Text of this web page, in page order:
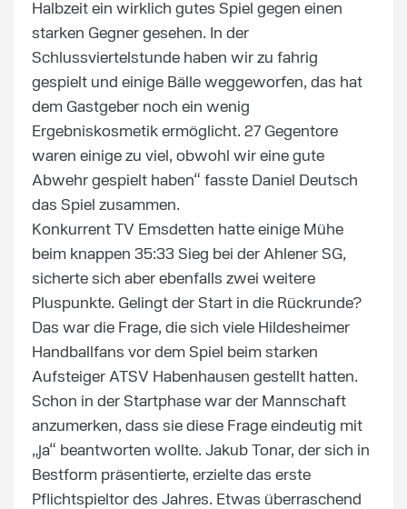
Halbzeit ein wirklich gutes Spiel gegen einen
starken Gegner gesehen. In der
Schlussviertelstunde haben wir zu fahrig
gespielt und einige Bälle weggeworfen, das hat
dem Gastgeber noch ein wenig
Ergebniskosmetik ermöglicht. 27 Gegentore
waren einige zu viel, obwohl wir eine gute
Abwehr gespielt haben“ fasste Daniel Deutsch
das Spiel zusammen.
Konkurrent TV Emsdetten hatte einige Mühe
beim knappen 35:33 Sieg bei der Ahlener SG,
sicherte sich aber ebenfalls zwei weitere
Pluspunkte. Gelingt der Start in die Rückrunde?
Das war die Frage, die sich viele Hildesheimer
Handballfans vor dem Spiel beim starken
Aufsteiger ATSV Habenhausen gestellt hatten.
Schon in der Startphase war der Mannschaft
anzumerken, dass sie diese Frage eindeutig mit
„ja“ beantworten wollte. Jakub Tonar, der sich in
Bestform präsentierte, erzielte das erste
Pflichtspieltor des Jahres. Etwas überraschend